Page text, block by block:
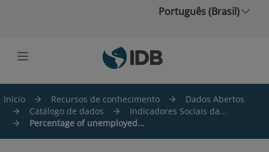
Português (Brasil)
Início Recursos de conhecimento
Dados Abertos
Catálogo de dados
Indicadores Sociais da...
Percentage of unemployed...